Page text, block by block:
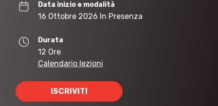
Data inizio e modalità
16 Ottobre 2026 In Presenza
Durata
12 Ore
Calendario lezioni
ISCRIVITI